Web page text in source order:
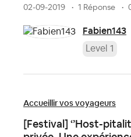
02-09-2019 1 Réponse
Fabien143
Level 1
Accueillir vos voyageurs
[Festival] ‘’Host-